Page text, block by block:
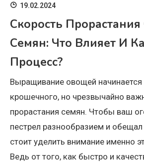
19.02.2024
Скорость
Семян: Что Влияет И
Процесс?
Выращивание овощей начинается
крошечного, но чрезвычайно
прорастания семян. Чтобы ваш
пестрел разнообразием и
стоит уделить внимание именно
Ведь от того, как быстро и